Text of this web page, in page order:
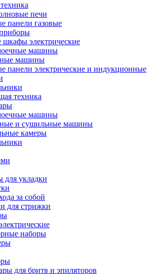
печи
панели газовые
шкафы электрические
машины
машины
панели электрические и индукционные
техника
машины
и сушильные машины
камеры
для укладки
за собой
для стрижки
наборы
для бритв и эпиляторов